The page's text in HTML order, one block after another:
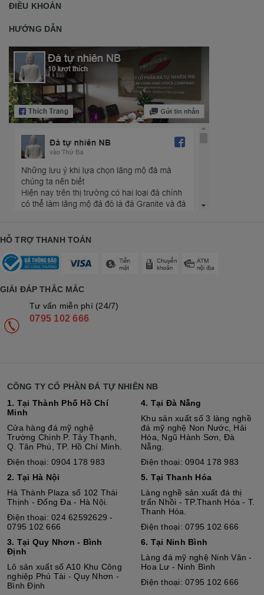
ĐIỀU KHOẢN
HƯỚNG DẪN
HỖ TRỢ THANH TOÁN
GIẢI ĐÁP THẮC MẮC
Tư vấn miễn phí (24/7)
0795 102 666
CÔNG TY CỔ PHẦN ĐÁ TỰ NHIÊN NB
1. Tại Thành Phố Hồ Chí
Minh
Cửa hàng đá mỹ nghệ
Trường Chinh P. Tây Thạnh,
Q. Tân Phú, TP. Hồ Chí Minh.
Điện thoại: 0904 178 983
2. Tại Hà Nội
Hà Thành Plaza số 102 Thái
Thịnh - Đống Đa - Hà Nội.
Điện thoại: 024 62592629 -
0795 102 666
3. Tại Quy Nhơn - Bình
Định
Lô sản xuất số A10 Khu Công
nghiệp Phú Tài - Quy Nhơn -
Bình Định
4. Tại Đà Nẵng
Khu sản xuất số 3 làng nghề
đá mỹ nghệ Non Nước, Hải
Hòa, Ngũ Hành Sơn, Đà
Nẵng.
Điện thoại: 0904 178 983
5. Tại Thanh Hóa
Làng nghề sản xuất đá thị
trấn Nhồi - TP.Thanh Hóa - T.
Thanh Hóa.
Điện thoại: 0795 102 666
6. Tại Ninh Bình
Làng đá mỹ nghệ Ninh Vân -
Hoa Lư - Ninh Bình
Điện thoại: 0795 102 666